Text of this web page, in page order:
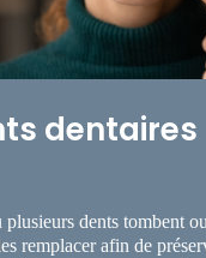
dentaires
plusieurs dents tombent
remplacer afin de